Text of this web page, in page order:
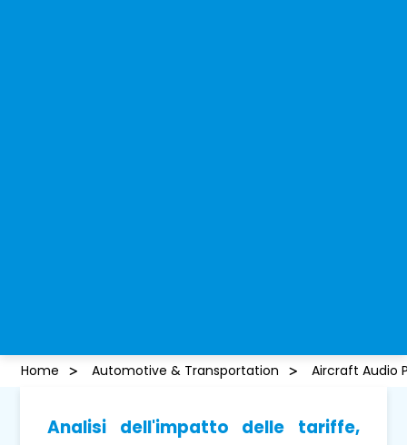
Home Automotive & Transportation Aircraft Audio
Analisi dell'impatto delle tariffe,